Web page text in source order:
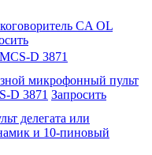
CA OL
D 3871
микрофонный пульт
D 3871 Запросить
делегата или
и 10-пиновый